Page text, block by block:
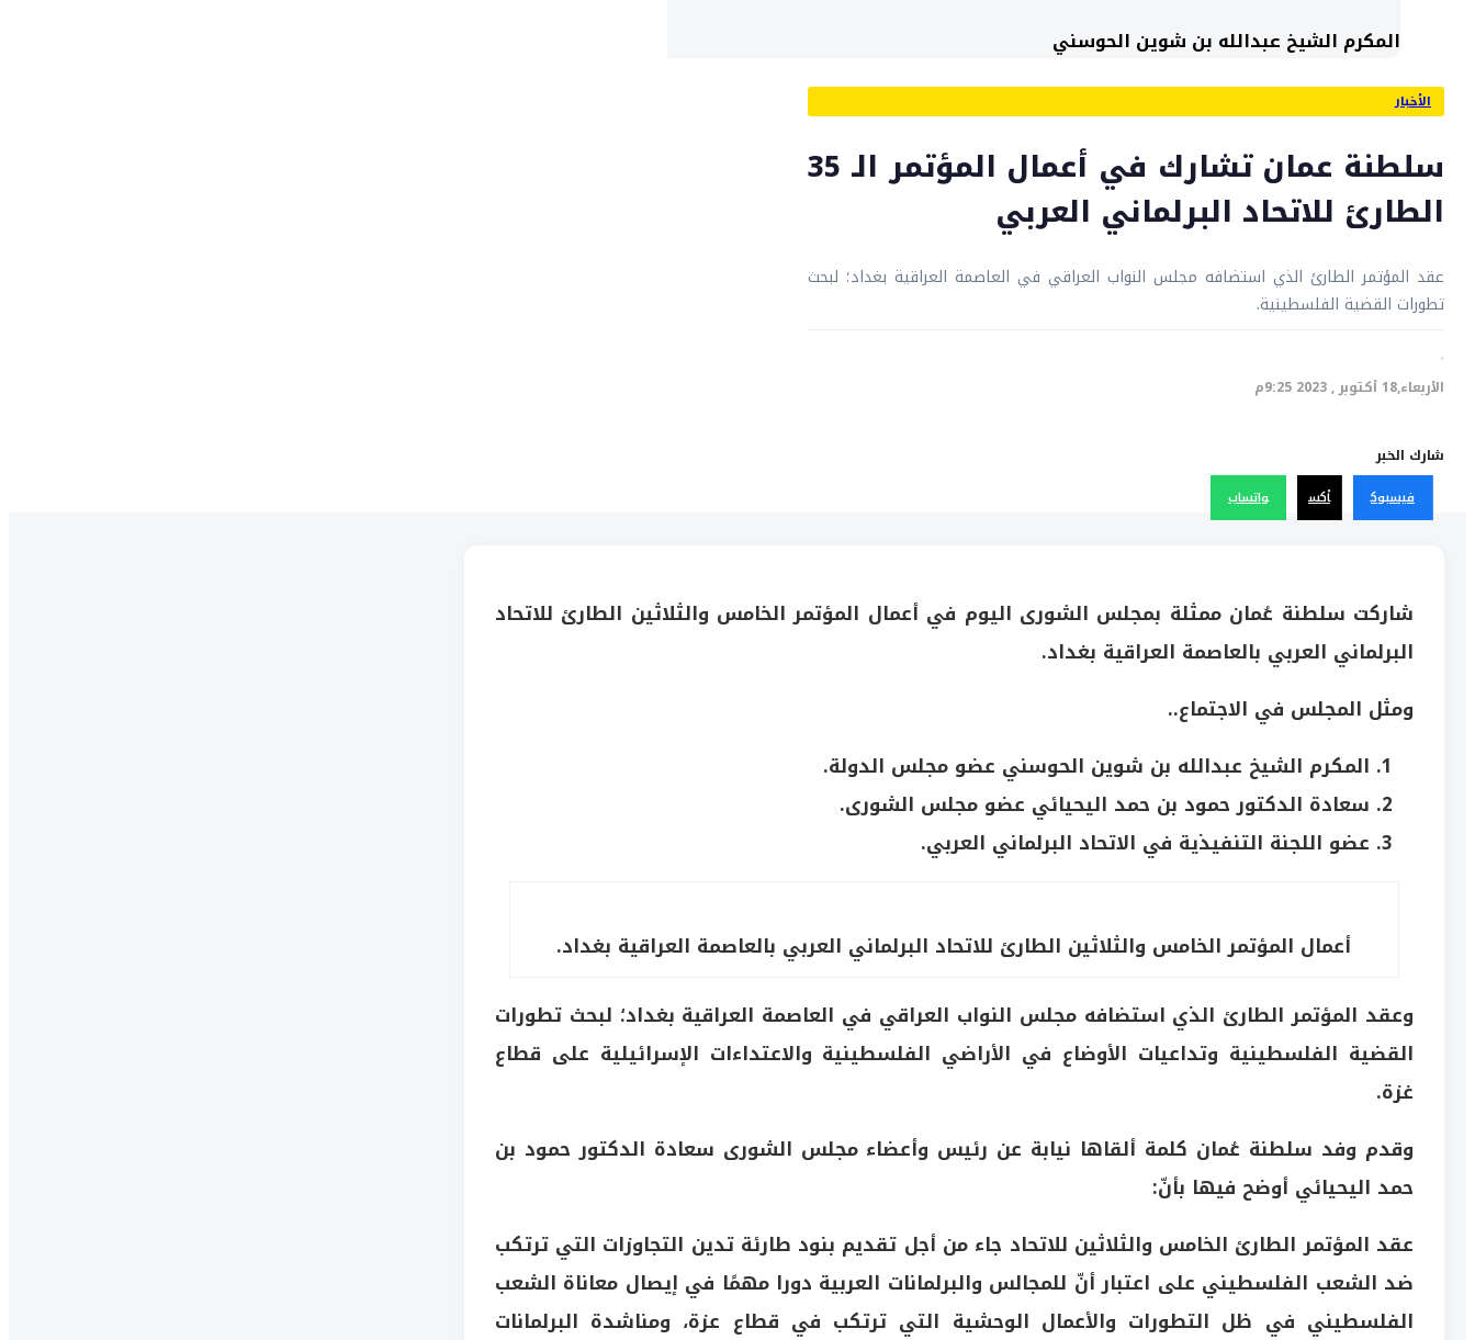
المكرم الشيخ عبدالله بن شوين الحوسني
الأخبار
سلطنة عمان تشارك في أعمال المؤتمر الـ 35
الطارئ للاتحاد البرلماني العربي
عقد المؤتمر الطارئ الذي استضافه مجلس النواب العراقي في العاصمة العراقية بغداد؛ لبحث
تطورات القضية الفلسطينية.
·
الأربعاء,18 أكتوبر , 2023 9:25م
شارك الخبر
فيسبوك أكس واتساب
شاركت سلطنة عُمان ممثلة بمجلس الشورى اليوم في أعمال المؤتمر الخامس والثلاثين الطارئ للاتحاد
البرلماني العربي بالعاصمة العراقية بغداد.
ومثل المجلس في الاجتماع..
المكرم الشيخ عبدالله بن شوين الحوسني عضو مجلس الدولة.
سعادة الدكتور حمود بن حمد اليحيائي عضو مجلس الشورى.
عضو اللجنة التنفيذية في الاتحاد البرلماني العربي.
أعمال المؤتمر الخامس والثلاثين الطارئ للاتحاد البرلماني العربي بالعاصمة العراقية بغداد.
وعقد المؤتمر الطارئ الذي استضافه مجلس النواب العراقي في العاصمة العراقية بغداد؛ لبحث تطورات
القضية الفلسطينية وتداعيات الأوضاع في الأراضي الفلسطينية والاعتداءات الإسرائيلية على قطاع
غزة.
وقدم وفد سلطنة عُمان كلمة ألقاها نيابة عن رئيس وأعضاء مجلس الشورى سعادة الدكتور حمود بن
حمد اليحيائي أوضح فيها بأنّ:
عقد المؤتمر الطارئ الخامس والثلاثين للاتحاد جاء من أجل تقديم بنود طارئة تدين التجاوزات التي ترتكب
ضد الشعب الفلسطيني على اعتبار أنّ للمجالس والبرلمانات العربية دورا مهمًا في إيصال معاناة الشعب
الفلسطيني في ظل التطورات والأعمال الوحشية التي ترتكب في قطاع عزة، ومناشدة البرلمانات